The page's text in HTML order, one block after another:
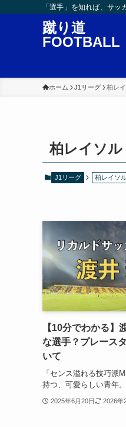
「選手」を知れば、サッ
蹴り道
FOOTBALL
ホーム J1リーグ 柏レ
柏レイソル
J1リーグ 柏レイソ
【10分でわかる】
な選手？プレース
いて
「センス溢れる技巧派
持つ、可愛らしい青年
2025年6月20日 2026年